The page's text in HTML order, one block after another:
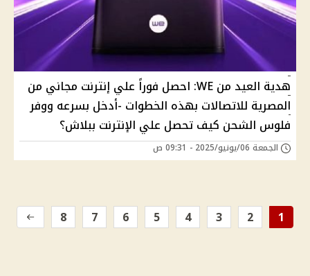
هدية العيد من WE: احصل فوراً علي إنترنت مجاني من
المصرية للاتصالات بهذه الخطوات -أدخل بسرعه ووفر
فلوس الشحن كيف تحصل علي الإنترنت ببلاش؟
الجمعة 06/يونيو/2025 - 09:31 ص
1
2
3
4
5
6
7
8